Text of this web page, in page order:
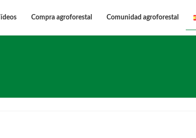
Compra agroforestal Comunidad agroforestal